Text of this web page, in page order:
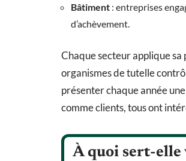
Bâtiment : entreprises
d’achèvement.
Chaque secteur applique
organismes de tutelle
présenter chaque année
comme clients, tous ont
À quoi sert-elle